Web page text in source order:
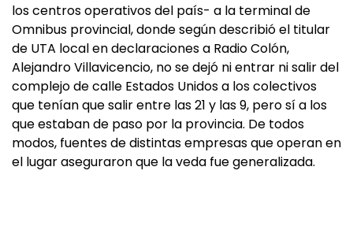
los centros operativos del país- a la terminal de
Omnibus provincial, donde según describió el titular
de UTA local en declaraciones a Radio Colón,
Alejandro Villavicencio, no se dejó ni entrar ni salir del
complejo de calle Estados Unidos a los colectivos
que tenían que salir entre las 21 y las 9, pero sí a los
que estaban de paso por la provincia. De todos
modos, fuentes de distintas empresas que operan en
el lugar aseguraron que la veda fue generalizada.